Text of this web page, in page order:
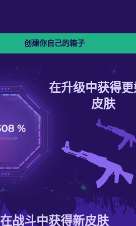
创建你自己的箱子
在升级中获得
皮肤
在战斗中获得新皮肤